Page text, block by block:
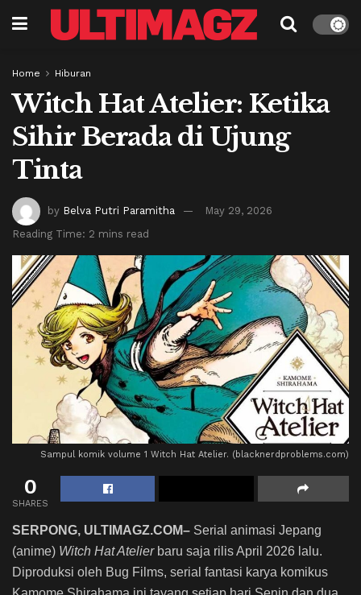
Home Hiburan
Witch Hat Atelier: Ketika
Sihir Berada di Ujung
Tinta
by Belva Putri Paramitha
May 29, 2026
Reading Time: 2 mins read
Sampul komik volume 1 Witch Hat Atelier. (blacknerdproblems.com)
0
SHARES
SERPONG, ULTIMAGZ.COM– Serial animasi Jepang
(anime) Witch Hat Atelierbaru saja rilis April 2026 lalu.
Diproduksi oleh Bug Films, serial fantasi karya komikus